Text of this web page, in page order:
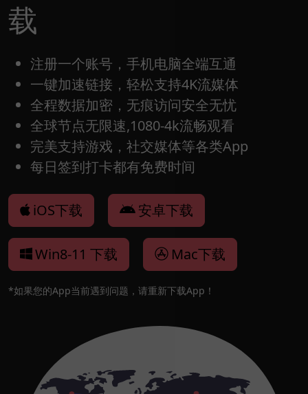
载
注册一个账号，手机电脑全端互通
一键加速链接，轻松支持4K流媒体
全程数据加密，无痕访问安全无忧
全球节点无限速,1080-4k流畅观看
完美支持游戏，社交媒体等各类App
每日签到打卡都有免费时间
iOS下载 安卓下载
Win8-11 下载 Mac下载
*如果您的App当前遇到问题，请重新下载App！